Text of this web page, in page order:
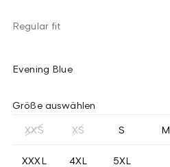
Regular fit
Evening Blue
Größe auswählen
XXS XS S M
XXXL 4XL 5XL